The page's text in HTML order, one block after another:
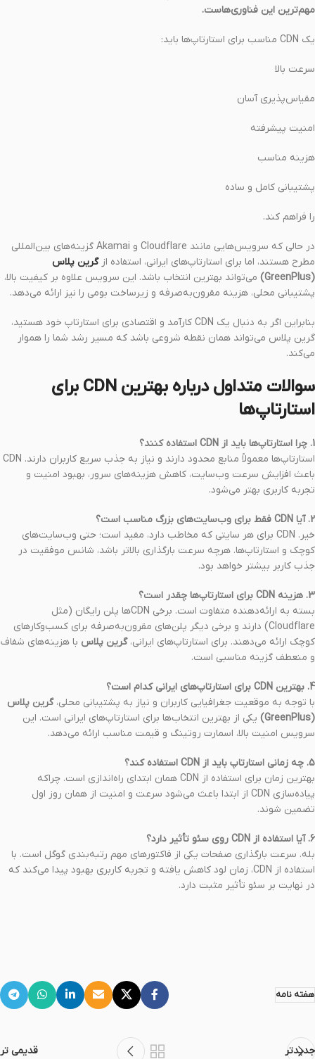
مهم‌ترین این فناوری‌هاست.
یک CDN مناسب برای استارتاپ‌ها باید:
سرعت بالا
مقیاس‌پذیری آسان
امنیت پیشرفته
هزینه مناسب
پشتیبانی کامل و ساده
را فراهم کند.
در حالی که سرویس‌هایی مانند Cloudflare و Akamai گزینه‌های بین‌المللی
مطرح هستند، اما برای استارتاپ‌های ایرانی، استفاده ازگرین پلاس
(GreenPlus)
می‌تواند بهترین انتخاب باشد. این سرویس علاوه بر کیفیت بالا،
پشتیبانی محلی، هزینه مقرون‌به‌صرفه و زیرساخت بومی را نیز ارائه می‌دهد.
بنابراین اگر به دنبال یک CDN کارآمد و اقتصادی برای استارتاپ خود هستید،
گرین پلاس می‌تواند همان نقطه شروعی باشد که مسیر رشد شما را هموار
می‌کند.
سوالات متداول درباره بهترین CDN برای
استارتاپ‌ها
1. چرا استارتاپ‌ها باید از CDN استفاده کنند؟
استارتاپ‌ها معمولاً منابع محدود دارند و نیاز به جذب سریع کاربران دارند. CDN
باعث افزایش سرعت وب‌سایت، کاهش هزینه‌های سرور، بهبود امنیت و
تجربه کاربری بهتر می‌شود.
2. آیا CDN فقط برای وب‌سایت‌های بزرگ مناسب است؟
خیر. CDN برای هر سایتی که مخاطب دارد، مفید است؛ حتی وب‌سایت‌های
کوچک و استارتاپ‌ها. هرچه سرعت بارگذاری بالاتر باشد، شانس موفقیت در
جذب کاربر بیشتر خواهد بود.
3. هزینه CDN برای استارتاپ‌ها چقدر است؟
بسته به ارائه‌دهنده متفاوت است. برخی CDNها پلن رایگان (مثل
Cloudflare) دارند و برخی دیگر پلن‌های مقرون‌به‌صرفه برای کسب‌وکارهای
کوچک ارائه می‌دهند. برای استارتاپ‌های ایرانی،گرین پلاس با هزینه‌های شفاف
و منعطف گزینه مناسبی است.
4. بهترین CDN برای استارتاپ‌های ایرانی کدام است؟
با توجه به موقعیت جغرافیایی کاربران و نیاز به پشتیبانی محلی،گرین پلاس
(GreenPlus)
یکی از بهترین انتخاب‌ها برای استارتاپ‌های ایرانی است. این
سرویس امنیت بالا، اسمارت روتینگ و قیمت مناسب ارائه می‌دهد.
5. چه زمانی استارتاپ باید از CDN استفاده کند؟
بهترین زمان برای استفاده از CDN همان ابتدای راه‌اندازی است. چراکه
پیاده‌سازی CDN از ابتدا باعث می‌شود سرعت و امنیت از همان روز اول
تضمین شوند.
6. آیا استفاده از CDN روی سئو تأثیر دارد؟
بله. سرعت بارگذاری صفحات یکی از فاکتورهای مهم رتبه‌بندی گوگل است. با
استفاده از CDN، زمان لود کاهش یافته و تجربه کاربری بهبود پیدا می‌کند که
در نهایت بر سئو تأثیر مثبت دارد.
هفته نامه
جدیدتر قدیمی تر